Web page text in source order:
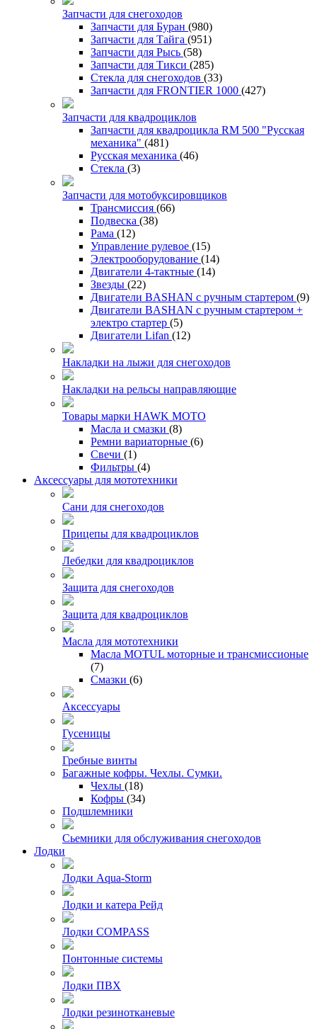
Запчасти для снегоходов
Запчасти для Буран (980)
Запчасти для Тайга (951)
Запчасти для Рысь (58)
Запчасти для Тикси (285)
Стекла для снегоходов (33)
Запчасти для FRONTIER 1000 (427)
Запчасти для квадроциклов
Запчасти для квадроцикла RM 500 "Русская
механика" (481)
Русская механика (46)
Стекла (3)
Запчасти для мотобуксировщиков
Трансмиссия (66)
Подвеска (38)
Рама (12)
Управление рулевое (15)
Электрооборудование (14)
Двигатели 4-тактные (14)
Звезды (22)
Двигатели BASHAN с ручным стартером (9)
Двигатели BASHAN с ручным стартером +
электро стартер (5)
Двигатели Lifan (12)
Накладки на лыжи для снегоходов
Накладки на рельсы направляющие
Товары марки HAWK MOTO
Масла и смазки (8)
Ремни вариаторные (6)
Свечи (1)
Фильтры (4)
Аксессуары для мототехники
Сани для снегоходов
Прицепы для квадроциклов
Лебедки для квадроциклов
Защита для снегоходов
Защита для квадроциклов
Масла для мототехники
Масла MOTUL моторные и трансмиссионые
(7)
Смазки (6)
Аксессуары
Гусеницы
Гребные винты
Багажные кофры. Чехлы. Сумки.
Чехлы (18)
Кофры (34)
Подшлемники
Сьемники для обслуживания снегоходов
Лодки
Лодки Aqua-Storm
Лодки и катера Рейд
Лодки COMPASS
Понтонные системы
Лодки ПВХ
Лодки резинотканевые